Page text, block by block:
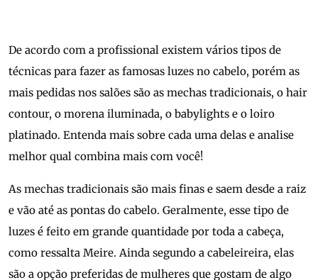
De acordo com a profissional existem vários tipos de
técnicas para fazer as famosas luzes no cabelo, porém as
mais pedidas nos salões são as mechas tradicionais, o hair
contour, o morena iluminada, o babylights e o loiro
platinado. Entenda mais sobre cada uma delas e analise
melhor qual combina mais com você!
As mechas tradicionais são mais finas e saem desde a raiz
e vão até as pontas do cabelo. Geralmente, esse tipo de
luzes é feito em grande quantidade por toda a cabeça,
como ressalta Meire. Ainda segundo a cabeleireira, elas
são a opção preferidas de mulheres que gostam de algo